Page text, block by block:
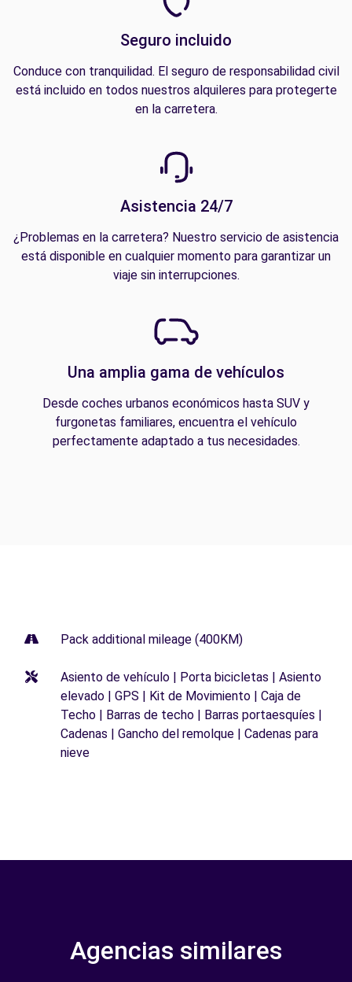
Seguro incluido
Conduce con tranquilidad. El seguro de responsabilidad civil
está incluido en todos nuestros alquileres para protegerte
en la carretera.
Asistencia 24/7
¿Problemas en la carretera? Nuestro servicio de asistencia
está disponible en cualquier momento para garantizar un
viaje sin interrupciones.
Una amplia gama de vehículos
Desde coches urbanos económicos hasta SUV y
furgonetas familiares, encuentra el vehículo
perfectamente adaptado a tus necesidades.
Pack additional mileage (400KM)
Asiento de vehículo | Porta bicicletas | Asiento
elevado | GPS | Kit de Movimiento | Caja de
Techo | Barras de techo | Barras portaesquíes |
Cadenas | Gancho del remolque | Cadenas para
nieve
Agencias similares